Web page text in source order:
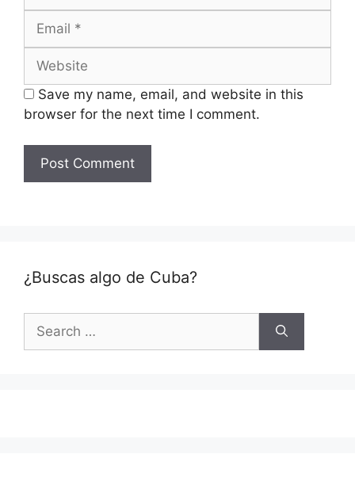
Email
Website
Save my name, email, and website in this
browser for the next time I comment.
¿Buscas algo de Cuba?
Search
for: